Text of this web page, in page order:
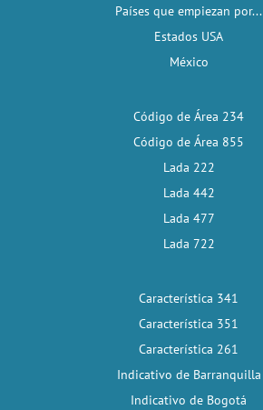
Países que empiezan por...
Estados USA
México
Código de Área 234
Código de Área 855
Lada 222
Lada 442
Lada 477
Lada 722
Característica 341
Característica 351
Característica 261
Indicativo de Barranquilla
Indicativo de Bogotá